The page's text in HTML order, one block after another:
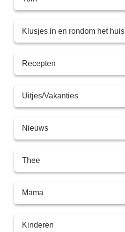
Klusjes in en rondom het huis
Recepten
Uitjes/Vakanties
Nieuws
Thee
Mama
Kinderen